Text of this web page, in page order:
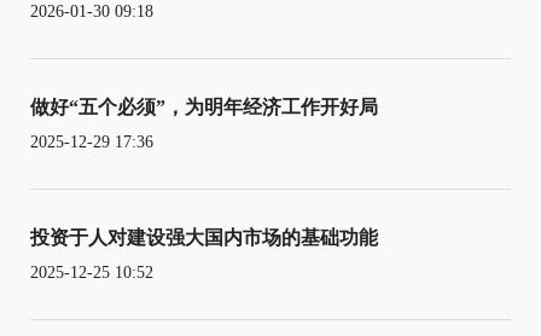
2026-01-30 09:18
做好“五个必须”，为明年经济工作开好局
2025-12-29 17:36
投资于人对建设强大国内市场的基础功能
2025-12-25 10:52